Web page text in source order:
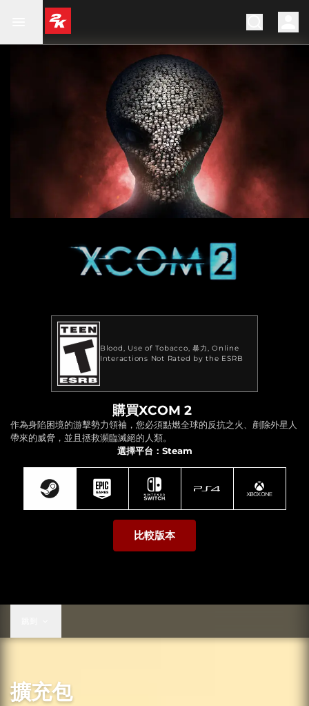
Blood Use of Tobacco 暴力
Online
Interactions Not Rated by the ESRB
購買XCOM 2
作為身陷困境的游擊勢力領袖，您必須點燃全球的反抗之火、剷除外星人
帶來的威脅，並且拯救瀕臨滅絕的人類。
選擇平台：Steam
比較版本
擴充包